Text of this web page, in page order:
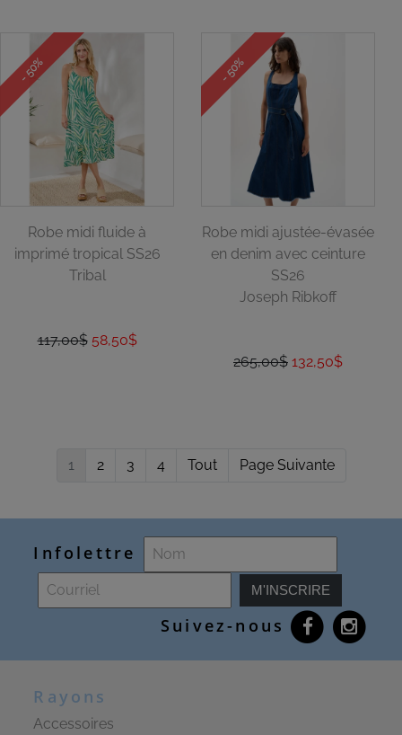
- 50%
Robe midi fluide à
imprimé tropical SS26
Tribal
117,00$ 58,50$
- 50%
Robe midi ajustée-évasée
en denim avec ceinture
SS26
Joseph Ribkoff
265,00$ 132,50$
1 2 3 4 Tout Page Suivante
Infolettre
M'INSCRIRE
Suivez-nous
Rayons
Accessoires